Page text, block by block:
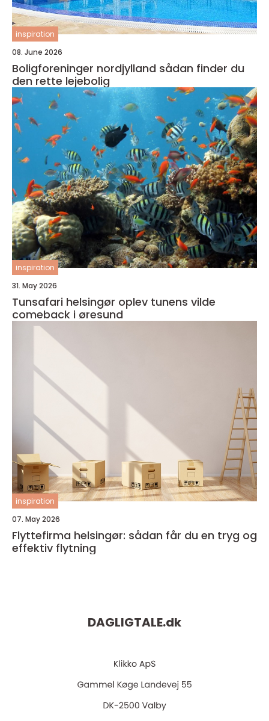
inspiration
08. June 2026
Boligforeninger nordjylland sådan finder du
den rette lejebolig
inspiration
31. May 2026
Tunsafari helsingør oplev tunens vilde
comeback i øresund
inspiration
07. May 2026
Flyttefirma helsingør: sådan får du en tryg og
effektiv flytning
DAGLIGTALE.dk